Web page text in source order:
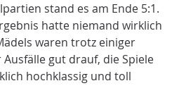
stand es am Ende 5:1.
hatte niemand wirklich
waren trotz einiger
gut drauf, die Spiele
hochklassig und toll